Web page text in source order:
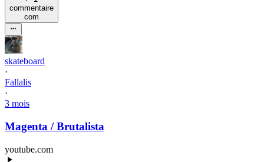
commentaire
com
skateboard
·
Fallalis
·
3 mois
Magenta / Brutalista
youtube.com